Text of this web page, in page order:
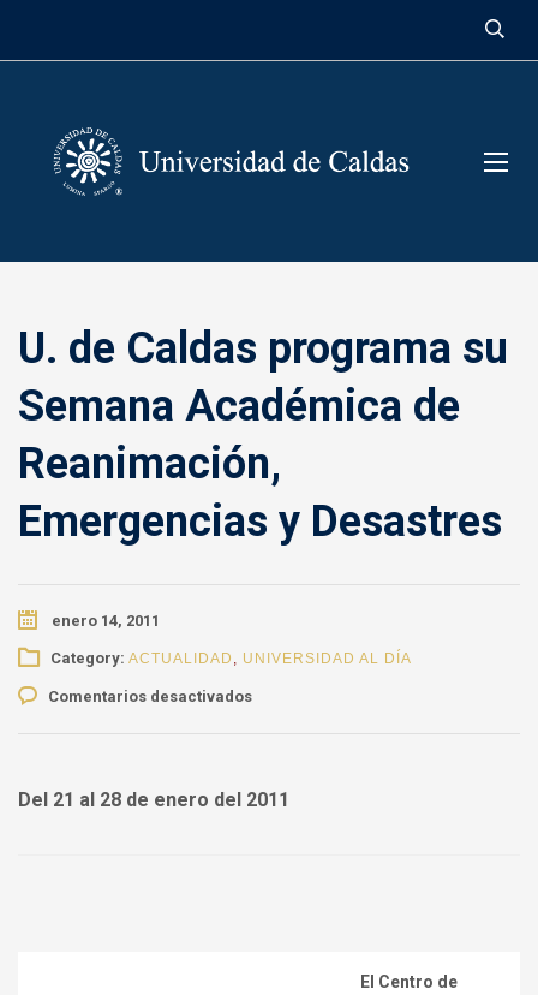
U. de Caldas programa su
Semana Académica de
Reanimación,
Emergencias y Desastres
enero 14, 2011
Category: ACTUALIDAD , UNIVERSIDAD AL DÍA
Comentarios desactivadosen
programa
Del 21 al 28 de enero del 2011
El Centro de